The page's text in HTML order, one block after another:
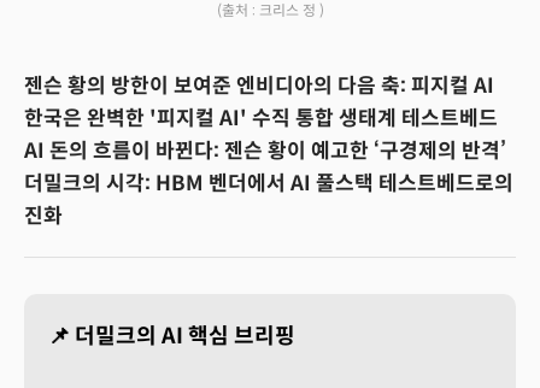
(출처 : 크리스 정 )
젠슨 황의 방한이 보여준 엔비디아의 다음 축: 피지컬 AI
한국은 완벽한 '피지컬 AI' 수직 통합 생태계 테스트베드
AI 돈의 흐름이 바뀐다: 젠슨 황이 예고한 ‘구경제의 반격’
더밀크의 시각: HBM 벤더에서 AI 풀스택 테스트베드로의
진화
📌 더밀크의 AI 핵심 브리핑